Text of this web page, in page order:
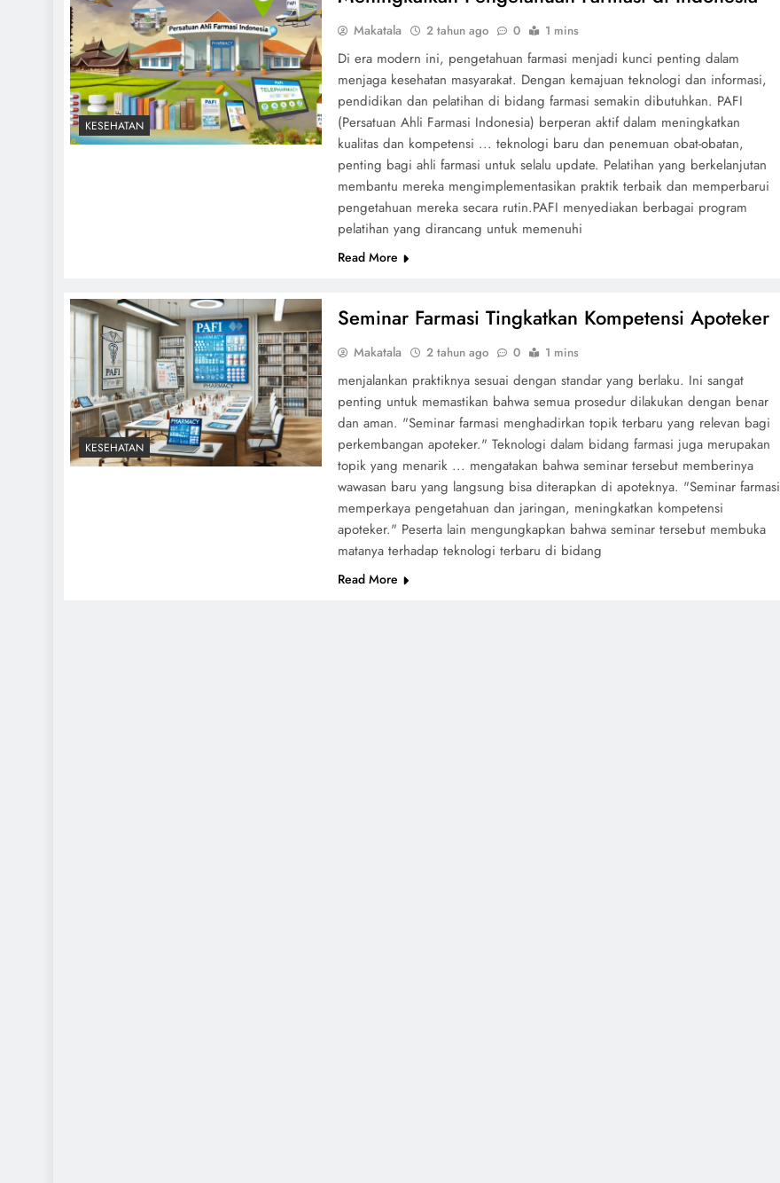
KESEHATAN
Makatala 2 tahun ago 0 1 mins
Di era modern ini, pengetahuan farmasi menjadi kunci penting dalam
menjaga kesehatan masyarakat. Dengan kemajuan teknologi dan informasi,
pendidikan dan pelatihan di bidang farmasi semakin dibutuhkan. PAFI
(Persatuan Ahli Farmasi Indonesia) berperan aktif dalam meningkatkan
kualitas dan kompetensi ... teknologi baru dan penemuan obat-obatan,
penting bagi ahli farmasi untuk selalu update. Pelatihan yang berkelanjutan
membantu mereka mengimplementasikan praktik terbaik dan memperbarui
pengetahuan mereka secara rutin.PAFI menyediakan berbagai program
pelatihan yang dirancang untuk memenuhi
Read More
KESEHATAN
Seminar Farmasi Tingkatkan Kompetensi Apoteker
Makatala 2 tahun ago 0 1 mins
menjalankan praktiknya sesuai dengan standar yang berlaku. Ini sangat
penting untuk memastikan bahwa semua prosedur dilakukan dengan benar
dan aman. "Seminar farmasi menghadirkan topik terbaru yang relevan bagi
perkembangan apoteker." Teknologi dalam bidang farmasi juga merupakan
topik yang menarik ... mengatakan bahwa seminar tersebut memberinya
wawasan baru yang langsung bisa diterapkan di apoteknya. "Seminar farmasi
memperkaya pengetahuan dan jaringan, meningkatkan kompetensi
apoteker." Peserta lain mengungkapkan bahwa seminar tersebut membuka
matanya terhadap teknologi terbaru di bidang
Read More